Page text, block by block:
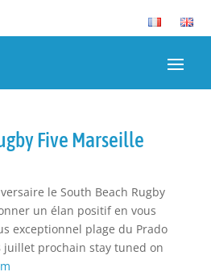
Five Marseille
le South Beach Rugby
un élan positif en vous
exceptionnel plage du Prado
juillet prochain stay tuned on